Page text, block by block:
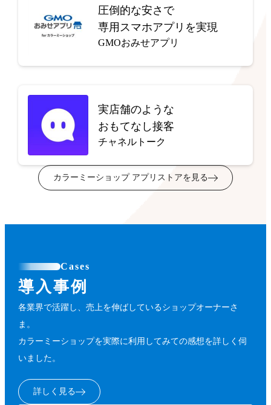
圧倒的な安さで
専用スマホアプリを実現
GMOおみせアプリ
実店舗のような
おもてなし接客
チャネルトーク
カラーミーショップ アプリストアを見る
Cases
導入事例
各業界で活躍し、売上を伸ばしているショップオーナーさ
ま。
カラーミーショップを実際に利用してみての感想を詳しく伺
いました。
詳しく見る